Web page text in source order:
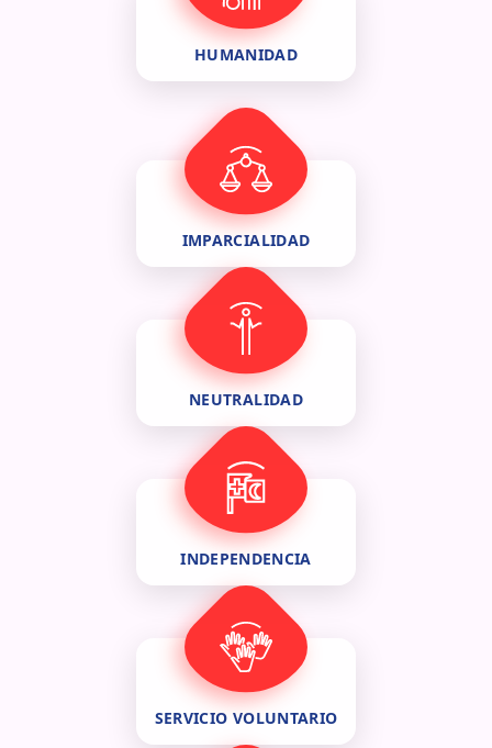
HUMANIDAD
IMPARCIALIDAD
NEUTRALIDAD
INDEPENDENCIA
SERVICIO VOLUNTARIO